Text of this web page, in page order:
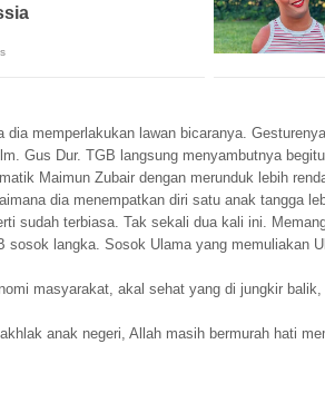
dia memperlakukan lawan bicaranya.
Gus Dur. TGB langsung menyambutnya
Maimun Zubair dengan merunduk lebih
dia menempatkan diri satu anak tangga
sudah terbiasa. Tak sekali dua kali ini.
sosok langka. Sosok Ulama yang memuliakan
masyarakat, akal sehat yang di jungkir
anak negeri, Allah masih bermurah hati